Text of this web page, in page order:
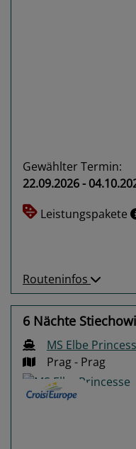
Gewählter Termin:
22.09.2026 -
Leistungspakete
Routeninfos
6 Nächte
MS Elbe
Prag - Prag